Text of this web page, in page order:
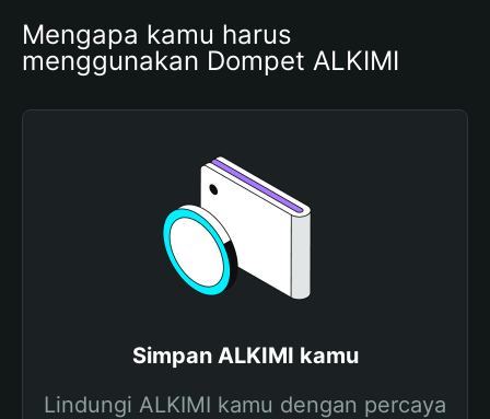
Mengapa kamu harus
menggunakan Dompet ALKIMI
Simpan ALKIMI kamu
Lindungi ALKIMI kamu dengan percaya